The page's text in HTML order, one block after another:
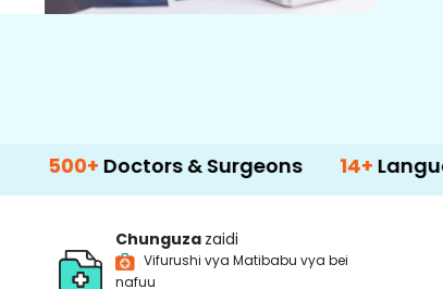
Doctors & Surgeons 14+Language
Chunguza zaidi
Vifurushi vya Matibabu vya bei
nafuu